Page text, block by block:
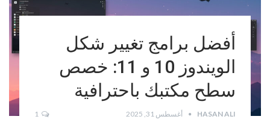
أفضل برامج تغيير شكل
الويندوز 10 و 11: خصص
سطح مكتبك باحترافية
HASAN ALI أغسطس 31, 2025